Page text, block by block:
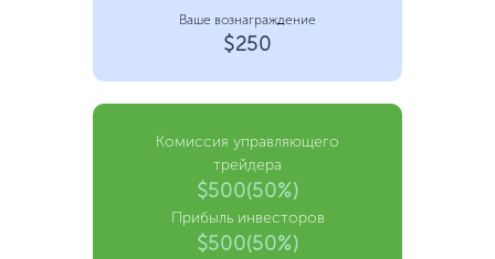
Ваше вознаграждение
$250
Комиссия управляющего
трейдера
$500(50%)
Прибыль инвесторов
$500(50%)